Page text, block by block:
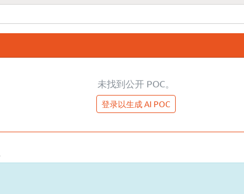
未找到公开 POC。
登录以生成 AI POC